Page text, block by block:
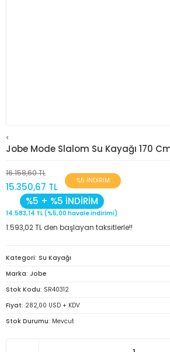
<
Jobe Mode Slalom Su Kayağı 170
16.158,60 TL
15.350,67 TL
%5 İNDİRİM
%5 + %5 İNDİRİM
14.583,14 TL (%5,00 havale indirimi)
1.593,02 TL den başlayan taksitlerle!!
Kategori Su Kayağı
Marka Jobe
Stok Kodu SR40312
Fiyat 282,00 USD + KDV
Stok Durumu Mevcut